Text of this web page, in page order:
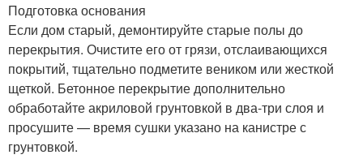
Подготовка основания
Если дом старый, демонтируйте старые полы до
перекрытия. Очистите его от грязи, отслаивающихся
покрытий, тщательно подметите веником или жесткой
щеткой. Бетонное перекрытие дополнительно
обработайте акриловой грунтовкой в два-три слоя и
просушите — время сушки указано на канистре с
грунтовкой.